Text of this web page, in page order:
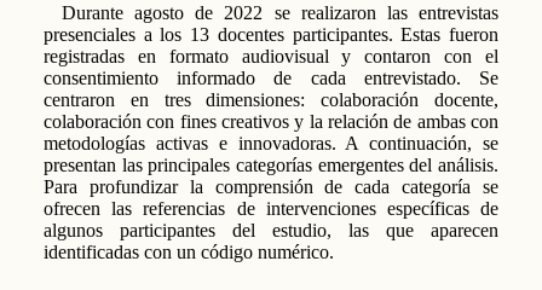
Durante agosto de 2022 se realizaron las entrevistas
presenciales a los 13 docentes participantes. Estas fueron
registradas en formato audiovisual y contaron con el
consentimiento informado de cada entrevistado. Se
centraron en tres dimensiones: colaboración docente,
colaboración con fines creativos y la relación de ambas con
metodologías activas e innovadoras. A continuación, se
presentan las principales categorías emergentes del análisis.
Para profundizar la comprensión de cada categoría se
ofrecen las referencias de intervenciones específicas de
algunos participantes del estudio, las que aparecen
identificadas con un código numérico.